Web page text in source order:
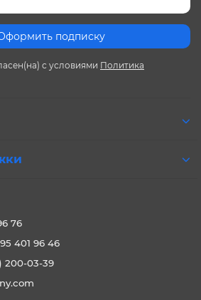
подписку
с условиями Политика
76
401 96 46
200-03-39